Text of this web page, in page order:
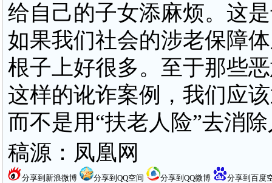
给自己的子女添麻烦。这
如果我们社会的涉老保障
根子上好很多。至于那些
这样的讹诈案例，我们应
而不是用“扶老人险”去消
稿源：凤凰网
分享到新浪微博 分享到QQ空间 分享到QQ微博 分享到百度